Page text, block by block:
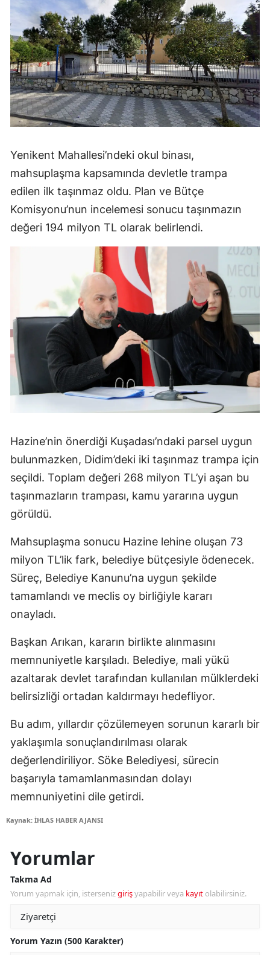
Yenikent Mahallesi’ndeki okul binası,
mahsuplaşma kapsamında devletle trampa
edilen ilk taşınmaz oldu. Plan ve Bütçe
Komisyonu’nun incelemesi sonucu taşınmazın
değeri 194 milyon TL olarak belirlendi.
Hazine’nin önerdiği Kuşadası’ndaki parsel uygun
bulunmazken, Didim’deki iki taşınmaz trampa için
seçildi. Toplam değeri 268 milyon TL’yi aşan bu
taşınmazların trampası, kamu yararına uygun
görüldü.
Mahsuplaşma sonucu Hazine lehine oluşan 73
milyon TL’lik fark, belediye bütçesiyle ödenecek.
Süreç, Belediye Kanunu’na uygun şekilde
tamamlandı ve meclis oy birliğiyle kararı
onayladı.
Başkan Arıkan, kararın birlikte alınmasını
memnuniyetle karşıladı. Belediye, mali yükü
azaltarak devlet tarafından kullanılan mülklerdeki
belirsizliği ortadan kaldırmayı hedefliyor.
Bu adım, yıllardır çözülemeyen sorunun kararlı bir
yaklaşımla sonuçlandırılması olarak
değerlendiriliyor. Söke Belediyesi, sürecin
başarıyla tamamlanmasından dolayı
memnuniyetini dile getirdi.
Kaynak: İHLAS HABER AJANSI
Yorumlar
Takma Ad
Yorum yapmak için, istersenizgirişyapabilir veya kayıt olabilirsiniz.
Yorum Yazın (500 Karakter)